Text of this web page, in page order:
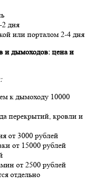
2 дня
или порталом 2-4 дня
и дымоходов: цена и
к дымоходу 10000
перекрытий, кровли и
от 3000 рублей
от 15000 рублей
от 2500 рублей
отдельно